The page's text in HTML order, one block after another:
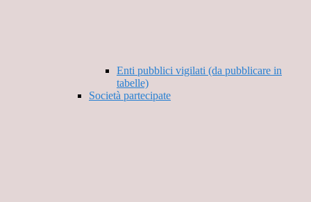
Enti pubblici vigilati (da pubblicare in
tabelle)
Società partecipate